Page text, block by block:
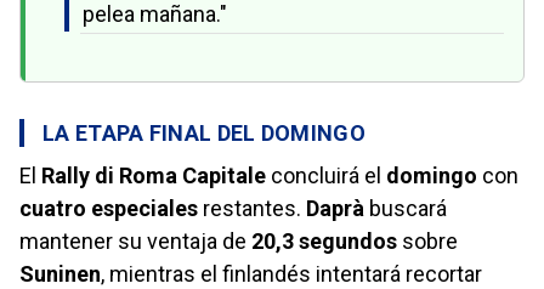
pelea mañana."
LA ETAPA FINAL DEL DOMINGO
El Rally di Roma Capitale concluirá el domingo con
cuatro especiales restantes. Daprà buscará
mantener su ventaja de 20,3 segundos sobre
Suninen, mientras el finlandés intentará recortar